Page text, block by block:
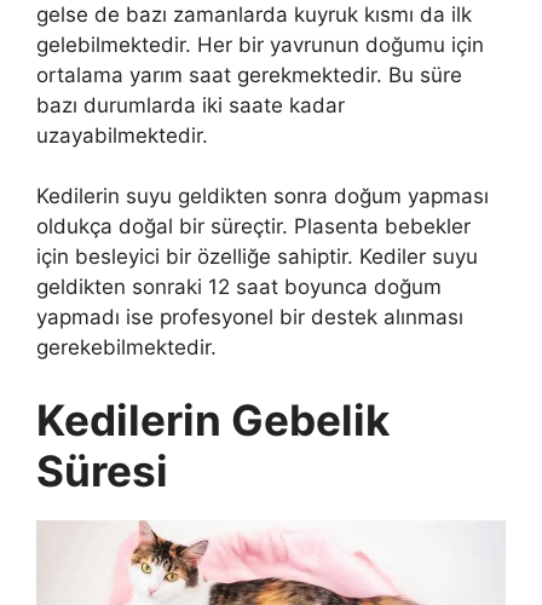
gelse de bazı zamanlarda kuyruk kısmı da ilk
gelebilmektedir. Her bir yavrunun doğumu için
ortalama yarım saat gerekmektedir. Bu süre
bazı durumlarda iki saate kadar
uzayabilmektedir.
Kedilerin suyu geldikten sonra doğum yapması
oldukça doğal bir süreçtir. Plasenta bebekler
için besleyici bir özelliğe sahiptir. Kediler suyu
geldikten sonraki 12 saat boyunca doğum
yapmadı ise profesyonel bir destek alınması
gerekebilmektedir.
Kedilerin Gebelik
Süresi